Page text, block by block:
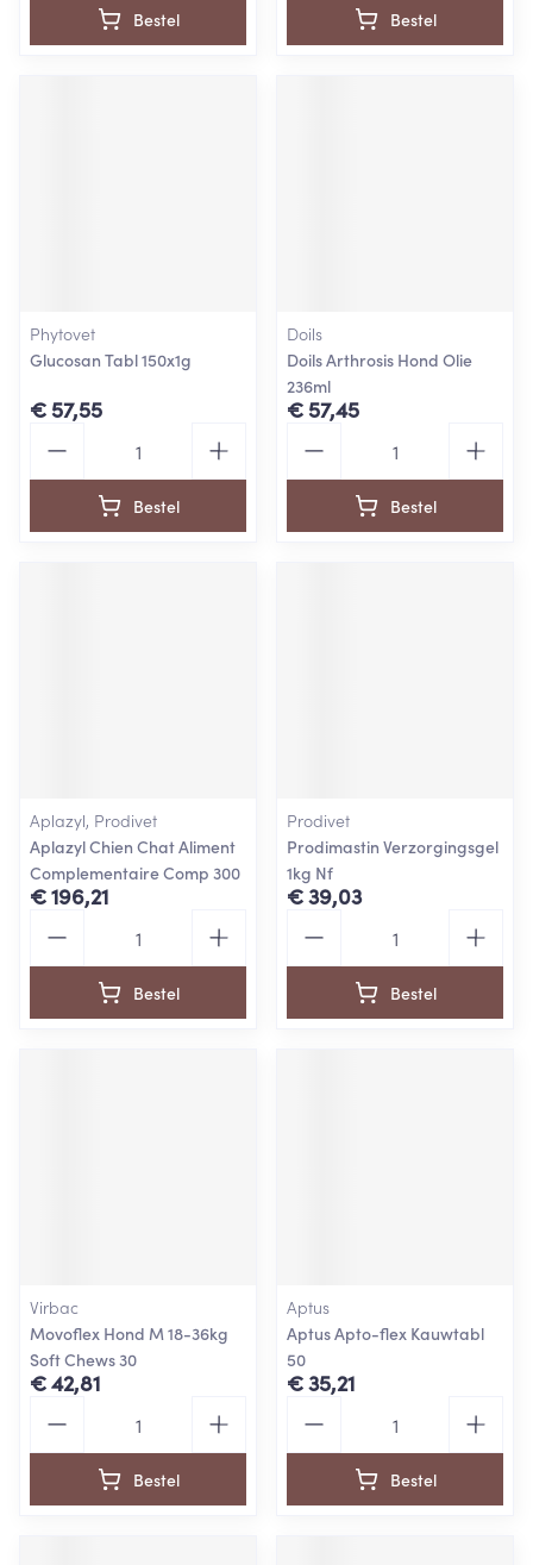
Bestel Bestel
Phytovet
Glucosan Tabl 150x1g
€ 57,55
Bestel
Doils
Doils Arthrosis Hond Olie
236ml
€ 57,45
Bestel
Aplazyl, Prodivet
Aplazyl Chien Chat Aliment
Complementaire Comp 300
€ 196,21
Bestel
Prodivet
Prodimastin Verzorgingsgel
1kg Nf
€ 39,03
Bestel
Virbac
Movoflex Hond M 18-36kg
Soft Chews 30
€ 42,81
Bestel
Aptus
Aptus Apto-flex Kauwtabl
50
€ 35,21
Bestel